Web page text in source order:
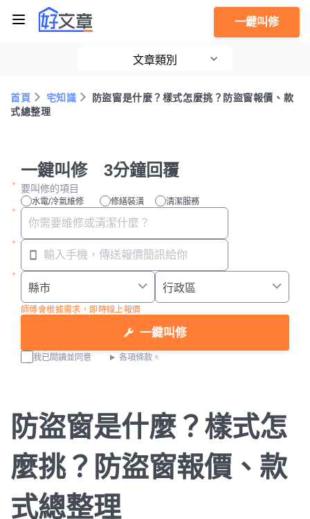
一鍵叫修
文章類別
首頁 宅知識
防盜窗是什麼？樣式怎麼挑？防盜窗報價、款
式總整理
一鍵叫修 3分鐘回覆
要叫修的項目
水電/冷氣維修 修繕裝潢 清潔服務
師傅會根據需求，即時線上報價
一鍵叫修
我已閱讀並同意 各項條款。
防盜窗是什麼？樣式怎
麼挑？防盜窗報價、款
式總整理